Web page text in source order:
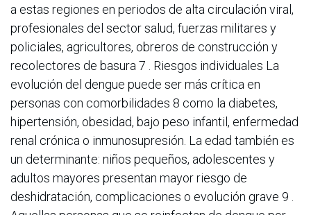
a estas regiones en periodos de alta circulación viral,
profesionales del sector salud, fuerzas militares y
policiales, agricultores, obreros de construcción y
recolectores de basura 7 . Riesgos individuales La
evolución del dengue puede ser más crítica en
personas con comorbilidades 8 como la diabetes,
hipertensión, obesidad, bajo peso infantil, enfermedad
renal crónica o inmunosupresión. La edad también es
un determinante: niños pequeños, adolescentes y
adultos mayores presentan mayor riesgo de
deshidratación, complicaciones o evolución grave 9 .